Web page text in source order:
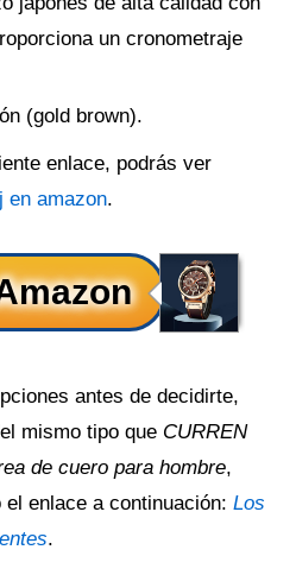
un cronometraje
(gold brown).
enlace, podrás ver
en amazon.
antes de decidirte,
mismo tipo que CURREN
de cuero para hombre,
enlace a continuación: Los
.